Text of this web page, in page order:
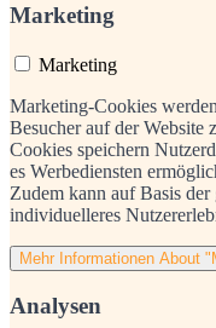
Marketing
Marketing
Marketing-Cookies
Besucher auf der Website
Cookies speichern
es Werbediensten
Zudem kann auf Basis
individuelleres
Mehr Informationen About
Analysen